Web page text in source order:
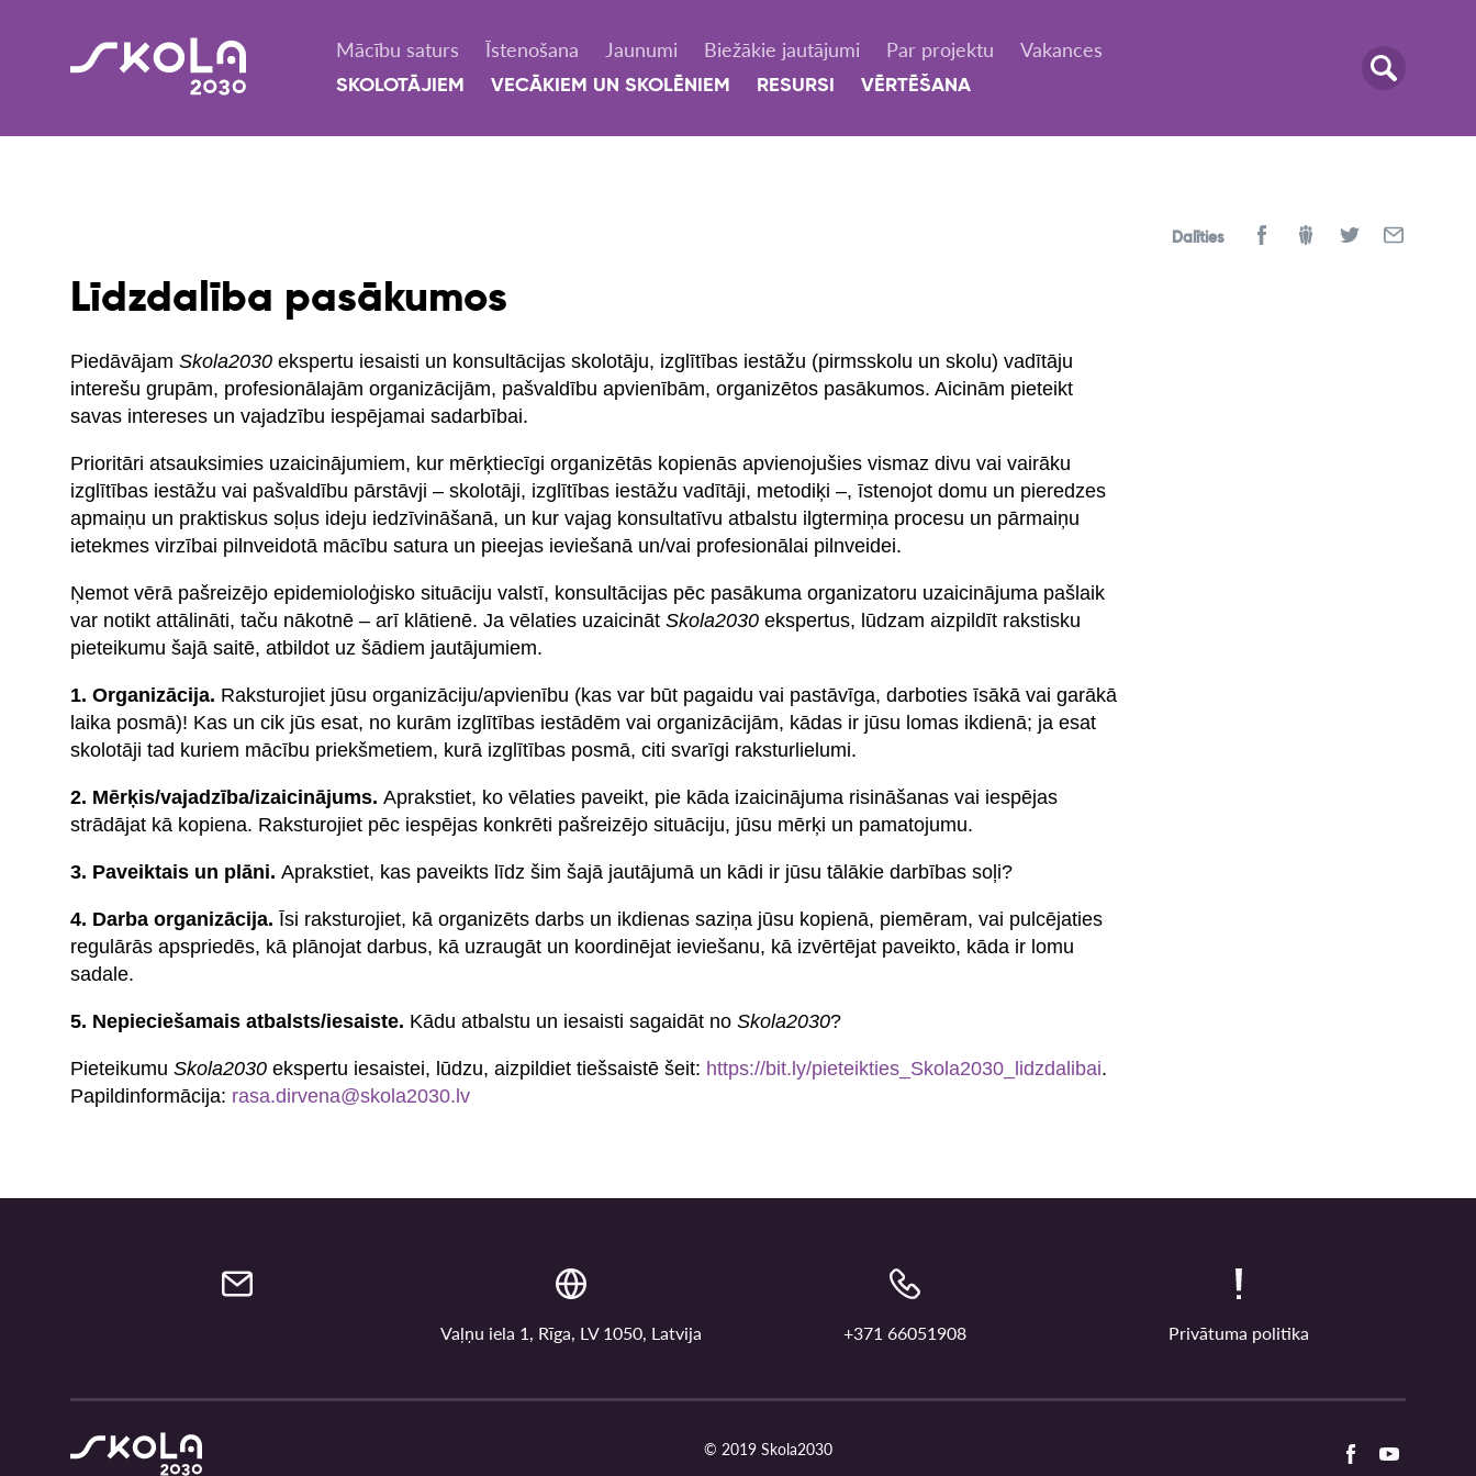
Mācību saturs Īstenošana Jaunumi Biežākie jautājumi Par projektu Vakances
SKOLOTĀJIEM VECĀKIEM UN SKOLĒNIEM RESURSI VĒRTĒŠANA
Dalīties
Līdzdalība pasākumos
Piedāvājam Skola2030 ekspertu iesaisti un konsultācijas skolotāju, izglītības iestāžu (pirmsskolu un skolu) vadītāju
interešu grupām, profesionālajām organizācijām, pašvaldību apvienībām, organizētos pasākumos. Aicinām pieteikt
savas intereses un vajadzību iespējamai sadarbībai.
Prioritāri atsauksimies uzaicinājumiem, kur mērķtiecīgi organizētās kopienās apvienojušies vismaz divu vai vairāku
izglītības iestāžu vai pašvaldību pārstāvji – skolotāji, izglītības iestāžu vadītāji, metodiķi –, īstenojot domu un pieredzes
apmaiņu un praktiskus soļus ideju iedzīvināšanā, un kur vajag konsultatīvu atbalstu ilgtermiņa procesu un pārmaiņu
ietekmes virzībai pilnveidotā mācību satura un pieejas ieviešanā un/vai profesionālai pilnveidei.
Ņemot vērā pašreizējo epidemioloģisko situāciju valstī, konsultācijas pēc pasākuma organizatoru uzaicinājuma pašlaik
var notikt attālināti, taču nākotnē – arī klātienē. Ja vēlaties uzaicināt Skola2030 ekspertus, lūdzam aizpildīt rakstisku
pieteikumu šajā saitē, atbildot uz šādiem jautājumiem.
1. Organizācija. Raksturojiet jūsu organizāciju/apvienību (kas var būt pagaidu vai pastāvīga, darboties īsākā vai garākā
laika posmā)! Kas un cik jūs esat, no kurām izglītības iestādēm vai organizācijām, kādas ir jūsu lomas ikdienā; ja esat
skolotāji tad kuriem mācību priekšmetiem, kurā izglītības posmā, citi svarīgi raksturlielumi.
2. Mērķis/vajadzība/izaicinājums. Aprakstiet, ko vēlaties paveikt, pie kāda izaicinājuma risināšanas vai iespējas
strādājat kā kopiena. Raksturojiet pēc iespējas konkrēti pašreizējo situāciju, jūsu mērķi un pamatojumu.
3. Paveiktais un plāni. Aprakstiet, kas paveikts līdz šim šajā jautājumā un kādi ir jūsu tālākie darbības soļi?
4. Darba organizācija. Īsi raksturojiet, kā organizēts darbs un ikdienas saziņa jūsu kopienā, piemēram, vai pulcējaties
regulārās apspriedēs, kā plānojat darbus, kā uzraugāt un koordinējat ieviešanu, kā izvērtējat paveikto, kāda ir lomu
sadale.
5. Nepieciešamais atbalsts/iesaiste. Kādu atbalstu un iesaisti sagaidāt no Skola2030?
Pieteikumu Skola2030 ekspertu iesaistei, lūdzu, aizpildiet tiešsaistē šeit: https://bit.ly/pieteikties_Skola2030_lidzdalibai.
Papildinformācija: rasa.dirvena@skola2030.lv
Vaļņu iela 1, Rīga, LV 1050, Latvija +371 66051908 Privātuma politika
© 2019 Skola2030